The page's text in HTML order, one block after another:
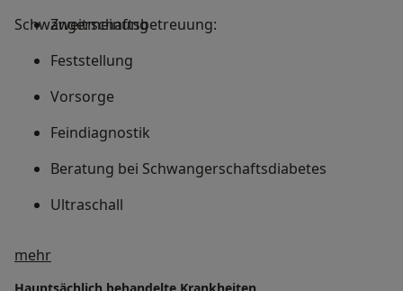
Zweitmeinung
Schwangerschaftsbetreuung:
Feststellung
Vorsorge
Feindiagnostik
Beratung bei Schwangerschaftsdiabetes
Ultraschall​
mehrÜber mich